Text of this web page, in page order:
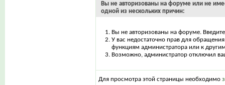
Вы не авторизованы на форуме или не
одной из нескольких причин:
Вы не авторизованы на форуме.
У вас недостаточно прав для
функциям администратора или к
Возможно, администратор отключил
Для просмотра этой страницы необходимо